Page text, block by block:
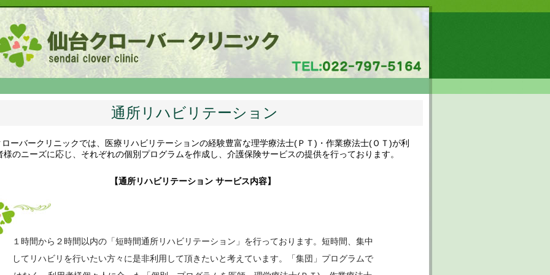
通所リハビリテーション
ーバークリニックでは、医療リハビリテーションの経験豊富な理学療法士(ＰＴ)・作業療法士(ＯＴ)が利
様のニーズに応じ、それぞれの個別プログラムを作成し、介護保険サービスの提供を行っております。
【通所リハビリテーション サービス内容】
１時間から２時間以内の「短時間通所リハビリテーション」を行っております。短時間、集中
してリハビリを行いたい方々に是非利用して頂きたいと考えています。「集団」プログラムで